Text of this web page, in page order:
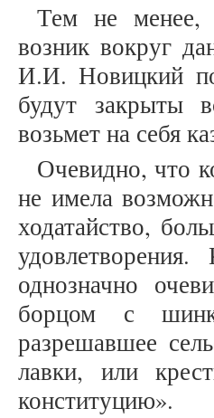
Тем не менее,
возник вокруг
И.И. Новицкий
будут закрыты
возьмет на себя
Очевидно, что
не имела
ходатайство,
однозначно
борцом с
разрешавшее
лавки, или
конституцию».